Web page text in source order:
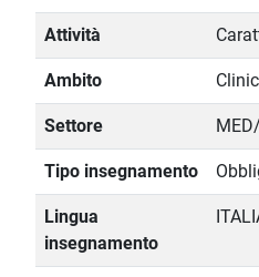
Attività
Ambito
Settore
Tipo insegnamento
Lingua
insegnamento